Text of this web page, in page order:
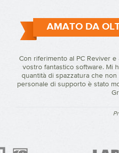
AMATO DA
Con riferimento al PC Reviver
vostro fantastico software. Mi
quantità di spazzatura che
personale di supporto è stato